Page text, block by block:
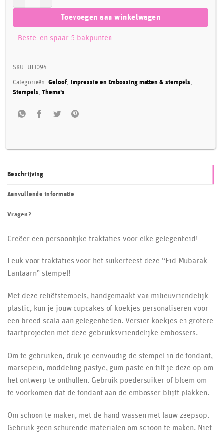
Toevoegen aan winkelwagen
Bestel en spaar 5 bakpunten
SKU: UIT094
Categorieën:Geloof,Impressie en Embossing matten & stempels,
Stempels,Thema's
Beschrijving
Aanvullende informatie
Vragen?
Creëer een persoonlijke traktaties voor elke gelegenheid!
Leuk voor traktaties voor het suikerfeest deze “Eid Mubarak
Lantaarn” stempel!
Met deze reliëfstempels, handgemaakt van milieuvriendelijk
plastic, kun je jouw cupcakes of koekjes personaliseren voor
een breed scala aan gelegenheden. Versier koekjes en grotere
taartprojecten met deze gebruiksvriendelijke embossers.
Om te gebruiken, druk je eenvoudig de stempel in de fondant,
marsepein, moddeling pastye, gum paste en tilt je deze op om
het ontwerp te onthullen. Gebruik poedersuiker of bloem om
te voorkomen dat de fondant aan de embosser blijft plakken.
Om schoon te maken, met de hand wassen met lauw zeepsop.
Gebruik geen schurende materialen om schoon te maken. Niet